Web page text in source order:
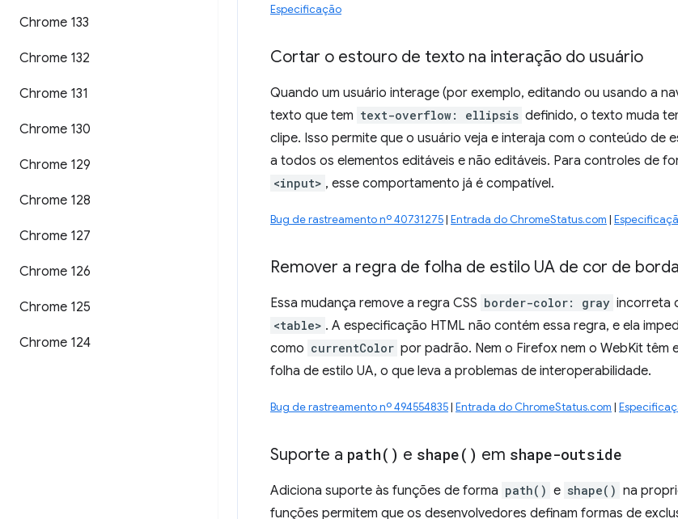
Chrome 133
Chrome 132
Chrome 131
Chrome 130
Chrome 129
Chrome 128
Chrome 127
Chrome 126
Chrome 125
Chrome 124
Especificação
Cortar o estouro de texto na interação do usuário
Quando um usuário interage (por exemplo, editando ou usando a
texto que tem text-overflow: ellipsis definido, o texto muda
clipe. Isso permite que o usuário veja e interaja com o conteúdo de
a todos os elementos editáveis e não editáveis. Para controles de
<input> , esse comportamento já é compatível.
Bug de rastreamento nº 40731275| Entrada do ChromeStatus.com |
Remover a regra de folha de estilo UA de cor de
Essa mudança remove a regra CSS border-color: gray incorreta
<table> . A especificação HTML não contém essa regra, e ela
como currentColor por padrão. Nem o Firefox nem o WebKit têm
folha de estilo UA, o que leva a problemas de interoperabilidade.
Bug de rastreamento nº 494554835| Entrada do ChromeStatus.com |
Suporte a path( ) e shape( ) em shape-outside
Adiciona suporte às funções de forma path() e shape() na
funções permitem que os desenvolvedores definam formas de